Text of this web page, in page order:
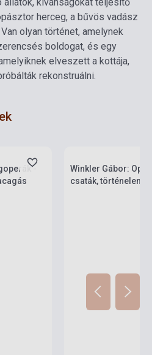
herceg, a bűvös vadász
olyan történet, amelynek
boldogat, és egy
elveszett a kottája,
rekonstruálni.
-
Winkler Gábor:
csaták, történelem